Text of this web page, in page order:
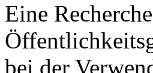
Eine
bei der